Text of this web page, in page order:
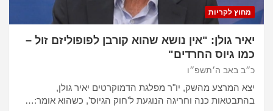
מחוץ לקריות
יאיר גולן: "אין נושא שהוא קורבן לפופוליזם זול –
כמו גיוס החרדים"
כ״ב באב ה׳תשפ״ו
יצא המרצע מהשק, יו"ר מפלגת הדמוקרטים יאיר גולן,
בהתבטאות כנה וחריגה הנוגעת ל'חוק הגיוס', כשהוא אומר:…